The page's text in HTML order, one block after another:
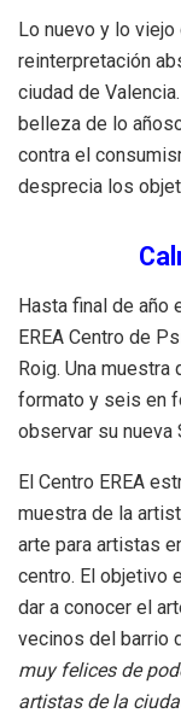
Lo nuevo y lo
reinterpretación
ciudad de
belleza de lo
contra el
desprecia los
Hasta final de año
EREA Centro de
Roig. Una
formato y seis en
observar su nueva
El Centro EREA
muestra de la
arte para artistas
centro. El objetivo
dar a conocer el
vecinos del barrio
muy felices de
artistas de la